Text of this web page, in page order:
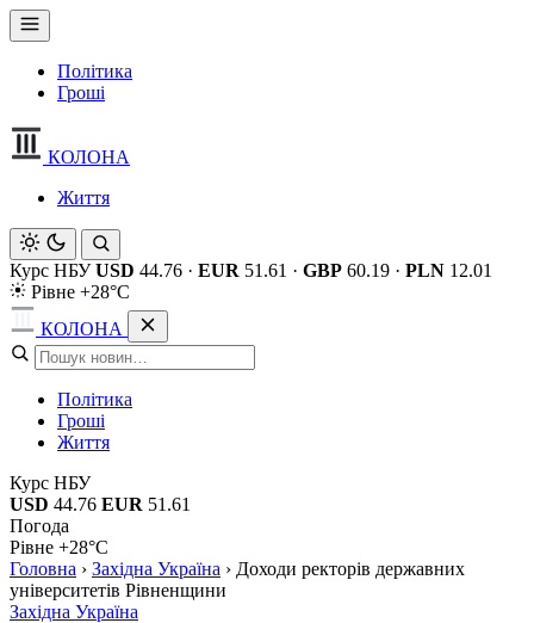
Політика
Гроші
КОЛОНА
Життя
Курс НБУ USD 44.76 · EUR 51.61 · GBP 60.19 · PLN 12.01
Рівне +28°C
КОЛОНА
Політика
Гроші
Життя
Курс НБУ
USD 44.76 EUR 51.61
Погода
Рівне +28°C
Головна › Західна Україна › Доходи ректорів державних
університетів Рівненщини
Західна Україна